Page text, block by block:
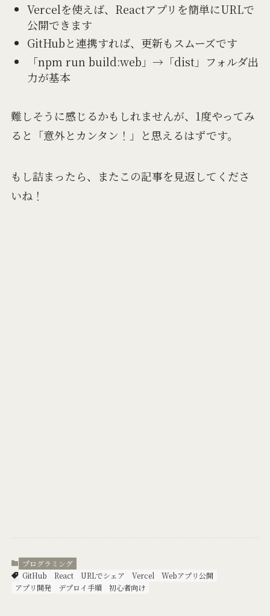
Vercelを使えば、Reactアプリを簡単にURLで
公開できます
GitHubと連携すれば、更新もスムーズです
「npm run build:web」→「dist」フォルダ出
力が基本
難しそうに感じるかもしれませんが、1度やってみ
ると「意外とカンタン！」と思えるはずです。
もし詰まったら、またこの記事を見返してくださ
いね！
プログラミング
GitHub
React URLでシェア Vercel
Webアプリ公開
アプリ開発
デプロイ手順 初心者向け